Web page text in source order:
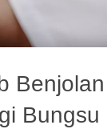
Bungsu